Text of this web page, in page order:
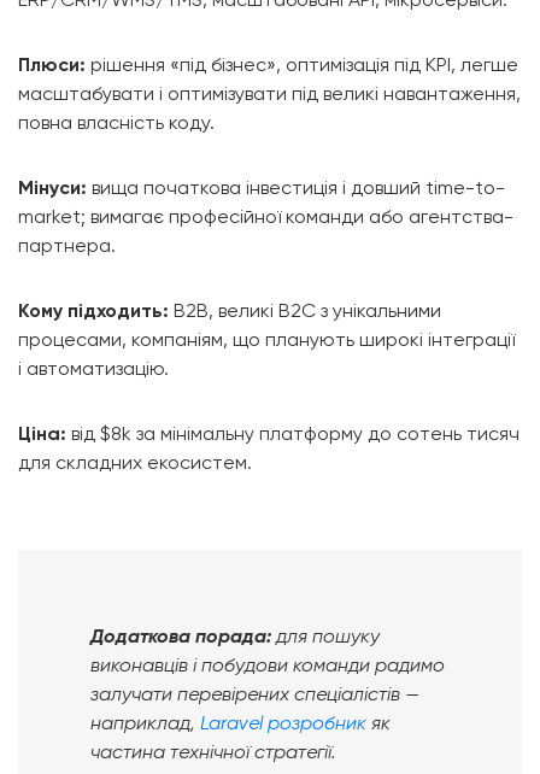
Плюси: рішення «під бізнес», оптимізація під KPI, легше
масштабувати і оптимізувати під великі навантаження,
повна власність коду.
Мінуси: вища початкова інвестиція і довший time-to-
market; вимагає професійної команди або агентства-
партнера.
Кому підходить: B2B, великі B2C з унікальними
процесами, компаніям, що планують широкі інтеграції
і автоматизацію.
Ціна: від $8k за мінімальну платформу до сотень тисяч
для складних екосистем.
Додаткова порада:для пошуку
виконавців і побудови команди радимо
залучати перевірених спеціалістів —
наприклад, Laravel розробник як
частина технічної стратегії.